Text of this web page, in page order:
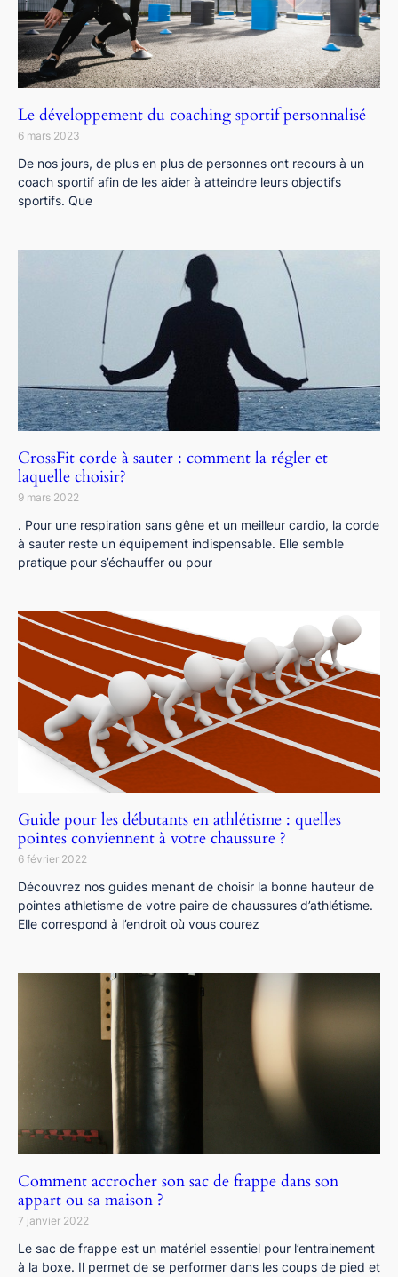
Le développement du coaching sportif personnalisé
6 mars 2023
De nos jours, de plus en plus de personnes ont recours à un
coach sportif afin de les aider à atteindre leurs objectifs
sportifs. Que
CrossFit corde à sauter : comment la régler et
laquelle choisir?
9 mars 2022
. Pour une respiration sans gêne et un meilleur cardio, la corde
à sauter reste un équipement indispensable. Elle semble
pratique pour s’échauffer ou pour
Guide pour les débutants en athlétisme : quelles
pointes conviennent à votre chaussure ?
6 février 2022
Découvrez nos guides menant de choisir la bonne hauteur de
pointes athletisme de votre paire de chaussures d’athlétisme.
Elle correspond à l’endroit où vous courez
Comment accrocher son sac de frappe dans son
appart ou sa maison ?
7 janvier 2022
Le sac de frappe est un matériel essentiel pour l’entrainement
à la boxe. Il permet de se performer dans les coups de pied et